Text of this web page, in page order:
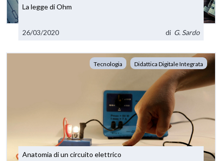
La legge di Ohm
26/03/2020 di G. Sardo
Tecnologia Didattica Digitale Integrata
Anatomia di un circuito elettrico